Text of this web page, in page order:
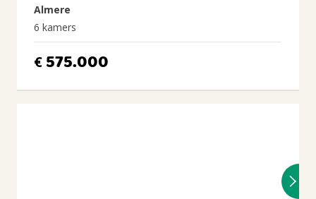
Almere
6 kamers
€ 575.000